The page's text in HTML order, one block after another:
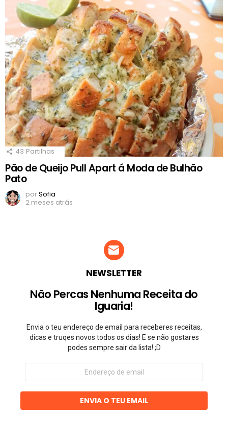
43 Partilhas
Pão de Queijo Pull Apart á Moda de Bulhão
Pato
porSofia
2 meses atrás
NEWSLETTER
Não Percas Nenhuma Receita do
Iguaria!
Envia o teu endereço de email para receberes receitas,
dicas e truqes novos todos os dias! E se não gostares
podes sempre sair da lista! ;D
Endereço
email
ENVIA O TEU EMAIL